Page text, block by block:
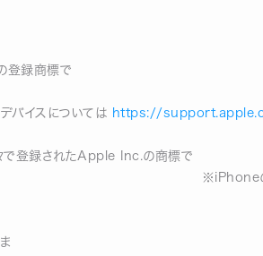
登録商標で
Payを
バイスについては https://
さ
登録されたApple Inc.の商標で
は、アイホン
Pay の